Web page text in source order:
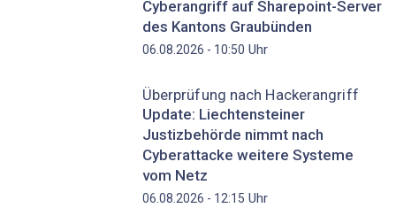
Cyberangriff auf Sharepoint-Server
des Kantons Graubünden
06.08.2026 - 10:50 Uhr
Überprüfung nach Hackerangriff
Update: Liechtensteiner
Justizbehörde nimmt nach
Cyberattacke weitere Systeme
vom Netz
06.08.2026 - 12:15 Uhr